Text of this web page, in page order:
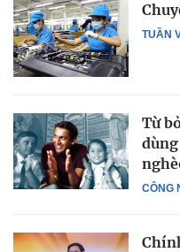
TUẦN
CÔNG
Từ